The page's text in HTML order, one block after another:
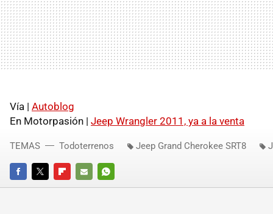
Vía | Autoblog
En Motorpasión | Jeep Wrangler 2011, ya a la venta
FACEBOOKTWITTERFLIPBOARD
E-
WHATSAPP
TEMAS Todoterrenos Jeep Grand Cherokee SRT8